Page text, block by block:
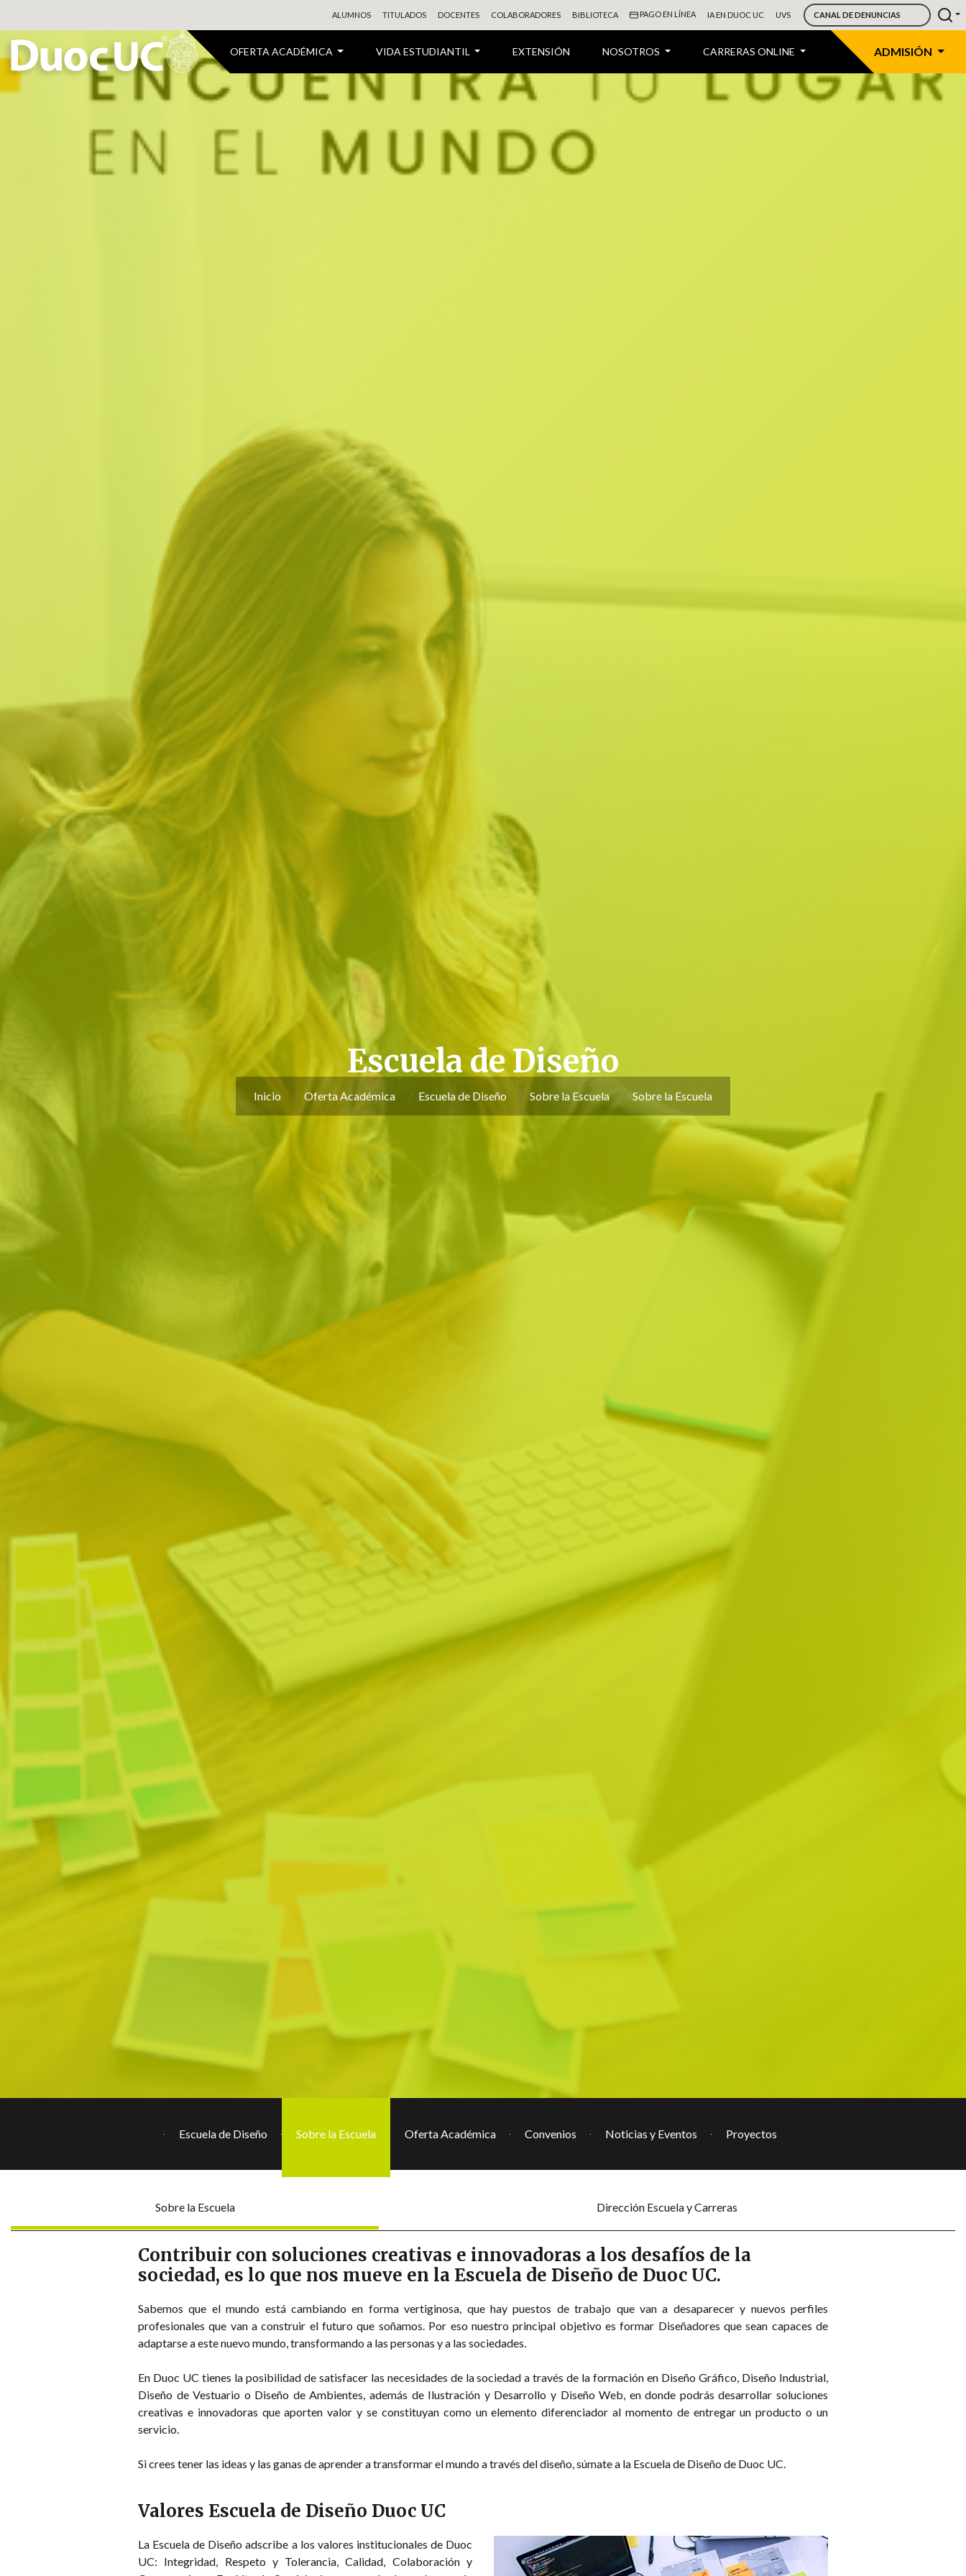
OFERTA ACADÉMICA VIDA ESTUDIANTIL EXTENSIÓN NOSOTROS CARRERAS ONLINE ADMISIÓN
ALUMNOS TITULADOS DOCENTES COLABORADORES BIBLIOTECA PAGO EN LÍNEA IA EN DUOC UC UVS CANAL DE DENUNCIAS
Escuela de Diseño
Inicio Oferta Académica Escuela de Diseño Sobre la Escuela Sobre la Escuela
Escuela de Diseño Sobre la Escuela Oferta Académica Convenios Noticias y Eventos Proyectos
Sobre la Escuela Dirección Escuela y Carreras
Contribuir con soluciones creativas e innovadoras a los desafíos de la
sociedad, es lo que nos mueve en la Escuela de Diseño de Duoc UC.
Sabemos que el mundo está cambiando en forma vertiginosa, que hay puestos de trabajo que van a desaparecer y nuevos perfiles
profesionales que van a construir el futuro que soñamos. Por eso nuestro principal objetivo es formar Diseñadores que sean capaces de
adaptarse a este nuevo mundo, transformando a las personas y a las sociedades.
En Duoc UC tienes la posibilidad de satisfacer las necesidades de la sociedad a través de la formación en Diseño Gráfico, Diseño Industrial,
Diseño de Vestuario o Diseño de Ambientes, además de Ilustración y Desarrollo y Diseño Web, en donde podrás desarrollar soluciones
creativas e innovadoras que aporten valor y se constituyan como un elemento diferenciador al momento de entregar un producto o un
servicio.
Si crees tener las ideas y las ganas de aprender a transformar el mundo a través del diseño, súmate a la Escuela de Diseño de Duoc UC.
Valores Escuela de Diseño Duoc UC
La Escuela de Diseño adscribe a los valores institucionales de Duoc
UC: Integridad, Respeto y Tolerancia, Calidad, Colaboración y